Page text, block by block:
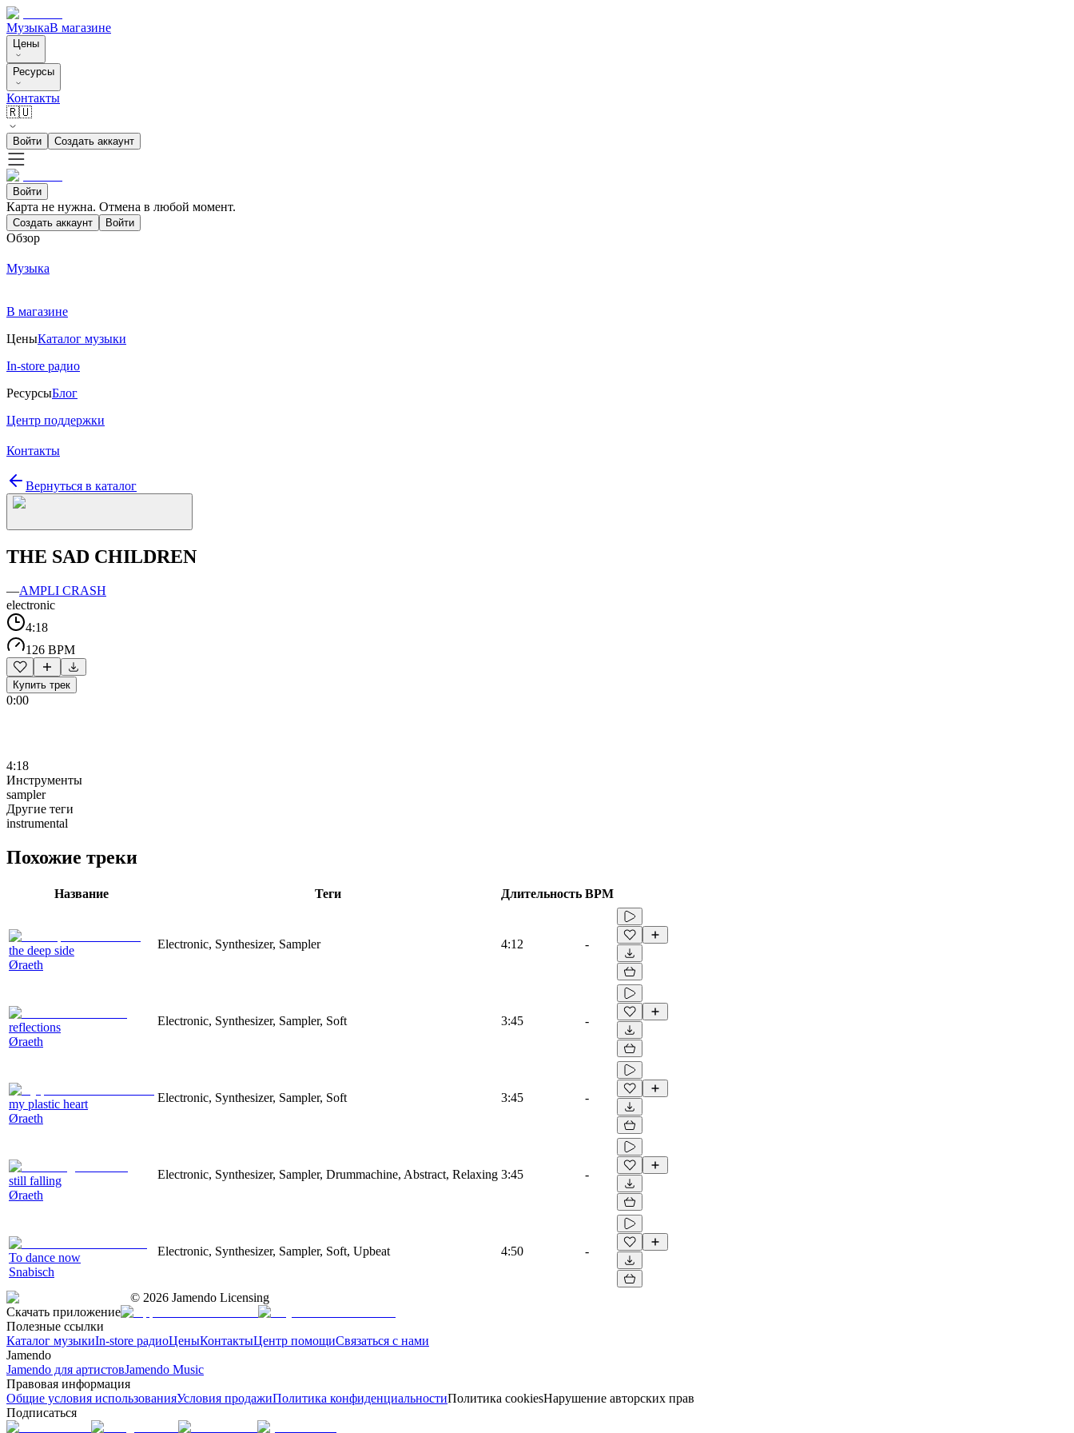
МузыкаВ магазине
Цены
Ресурсы
Контакты
🇷🇺
Войти Создать аккаунт
Войти
Карта не нужна. Отмена в любой момент.
Создать аккаунт Войти
Обзор
Музыка
В магазине
ЦеныКаталог музыки
In-store радио
РесурсыБлог
Центр поддержки
Контакты
Вернуться в каталог
THE SAD CHILDREN
—AMPLI CRASH
electronic
4:18
126 BPM
Купить трек
0:00
4:18
Инструменты
sampler
Другие теги
instrumental
Похожие треки
Название Теги Длительность BPM
the deep side
Øraeth
Electronic, Synthesizer, Sampler 4:12 -
reflections
Øraeth
Electronic, Synthesizer, Sampler, Soft 3:45 -
my plastic heart
Øraeth
Electronic, Synthesizer, Sampler, Soft 3:45 -
still falling
Øraeth
Electronic, Synthesizer, Sampler, Drummachine, Abstract, Relaxing 3:45 -
To dance now
Snabisch
Electronic, Synthesizer, Sampler, Soft, Upbeat 4:50 -
© 2026 Jamendo Licensing
Скачать приложение
Полезные ссылки
Каталог музыкиIn-store радиоЦеныКонтактыЦентр помощиСвязаться с нами
Jamendo
Jamendo для артистовJamendo Music
Правовая информация
Общие условия использованияУсловия продажиПолитика конфиденциальностиПолитика cookiesНарушение авторских прав
Подписаться